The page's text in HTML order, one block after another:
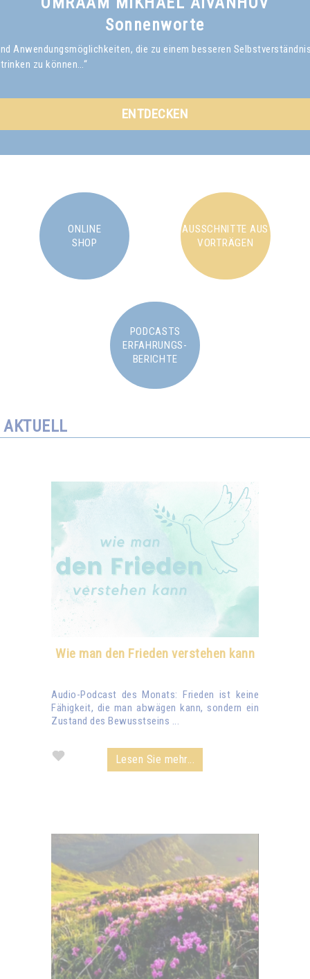
Sonnenworte
Anwendungsmöglichkeiten, die zu einem besseren
zu können…“
ENTDECKEN
ONLINE
SHOP
AUSSCHNITTE AUS
VORTRÄGEN
PODCASTS
ERFAHRUNGS-
BERICHTE
AKTUELL
Wie man den Frieden verstehen kann
Audio-Podcast des Monats: Frieden ist keine
Fähigkeit, die man abwägen kann, sondern ein
Zustand des Bewusstseins ...
Lesen Sie mehr...